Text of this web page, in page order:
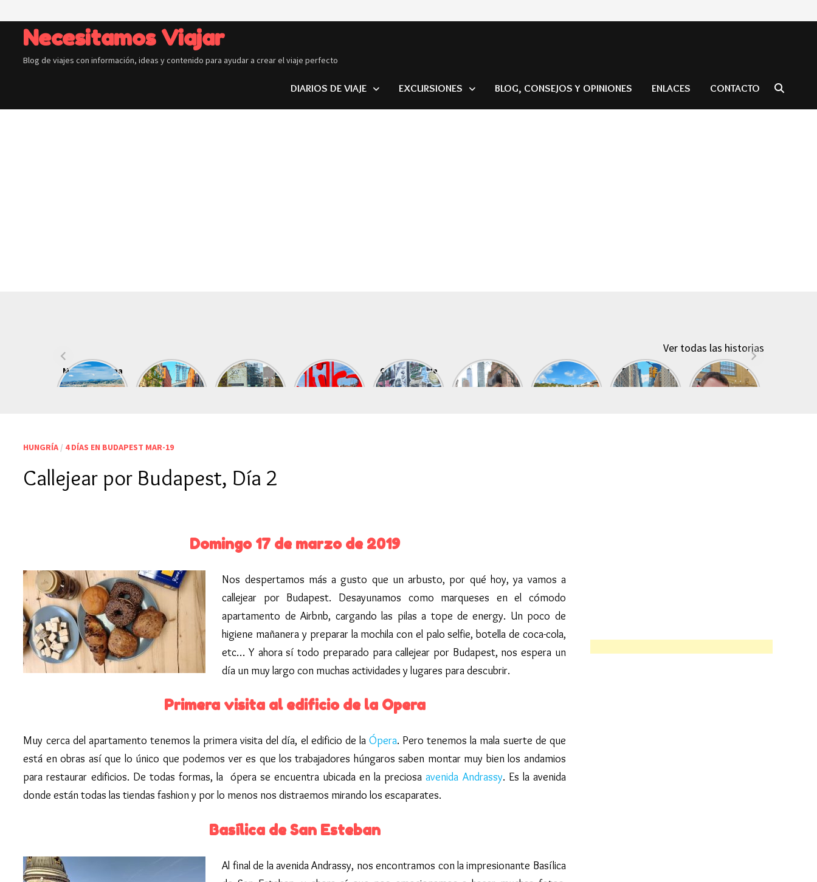
al
contenidoNecesitamos Viajar
Blog de viajes con información, ideas y contenido para ayudar a crear el viaje perfecto
DIARIOS DE VIAJE EXCURSIONES BLOG, CONSEJOS Y OPINIONES ENLACES CONTACTO
Ver todas las historias
Merece la pena
visitar Niza
Qué ver
Puente de
High Line
Nueva York
Qué ver en
Gijón
Contrastes de
Nueva York
Ruta por
Lower
Qué ver en
Lyon
Domingo en
Nueva York
Que ver por
Broadway
HUNGRÍA / 4 DÍAS EN BUDAPEST MAR-19
Callejear por Budapest, Día 2
Domingo 17 de marzo de 2019
Nos despertamos más a gusto que un arbusto, por qué hoy, ya vamos a
callejear por Budapest. Desayunamos como marqueses en el cómodo
apartamento de Airbnb, cargando las pilas a tope de energy. Un poco de
higiene mañanera y preparar la mochila con el palo selfie, botella de coca-cola,
etc… Y ahora sí todo preparado para callejear por Budapest, nos espera un
día un muy largo con muchas actividades y lugares para descubrir.
Primera visita al edificio de la Opera
Muy cerca del apartamento tenemos la primera visita del día, el edificio de la Ópera. Pero tenemos la mala suerte de que
está en obras así que lo único que podemos ver es que los trabajadores húngaros saben montar muy bien los andamios
para restaurar edificios. De todas formas, la ópera se encuentra ubicada en la preciosaavenida Andrassy. Es la avenida
donde están todas las tiendas fashion y por lo menos nos distraemos mirando los escaparates.
Basílica de San Esteban
Al final de la avenida Andrassy, nos encontramos con la impresionante Basílica